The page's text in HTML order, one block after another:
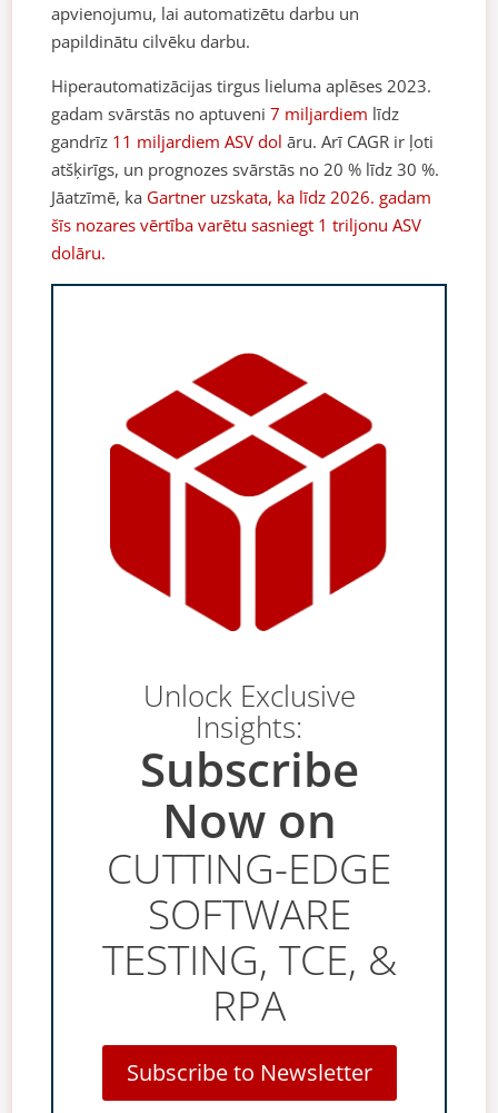
apvienojumu, lai automatizētu darbu un
papildinātu cilvēku darbu.
Hiperautomatizācijas tirgus lieluma aplēses 2023.
gadam svārstās no aptuveni7 miljardiem līdz
gandrīz 11 miljardiem ASV dolāru. Arī CAGR ir ļoti
atšķirīgs, un prognozes svārstās no 20 % līdz 30 %.
Jāatzīmē, ka Gartner uzskata, ka līdz 2026. gadam
šīs nozares vērtība varētu sasniegt 1 triljonu ASV
dolāru.
Unlock Exclusive
Insights:
Subscribe
Now on
CUTTING-EDGE
SOFTWARE
TESTING, TCE, &
RPA
Subscribe to Newsletter